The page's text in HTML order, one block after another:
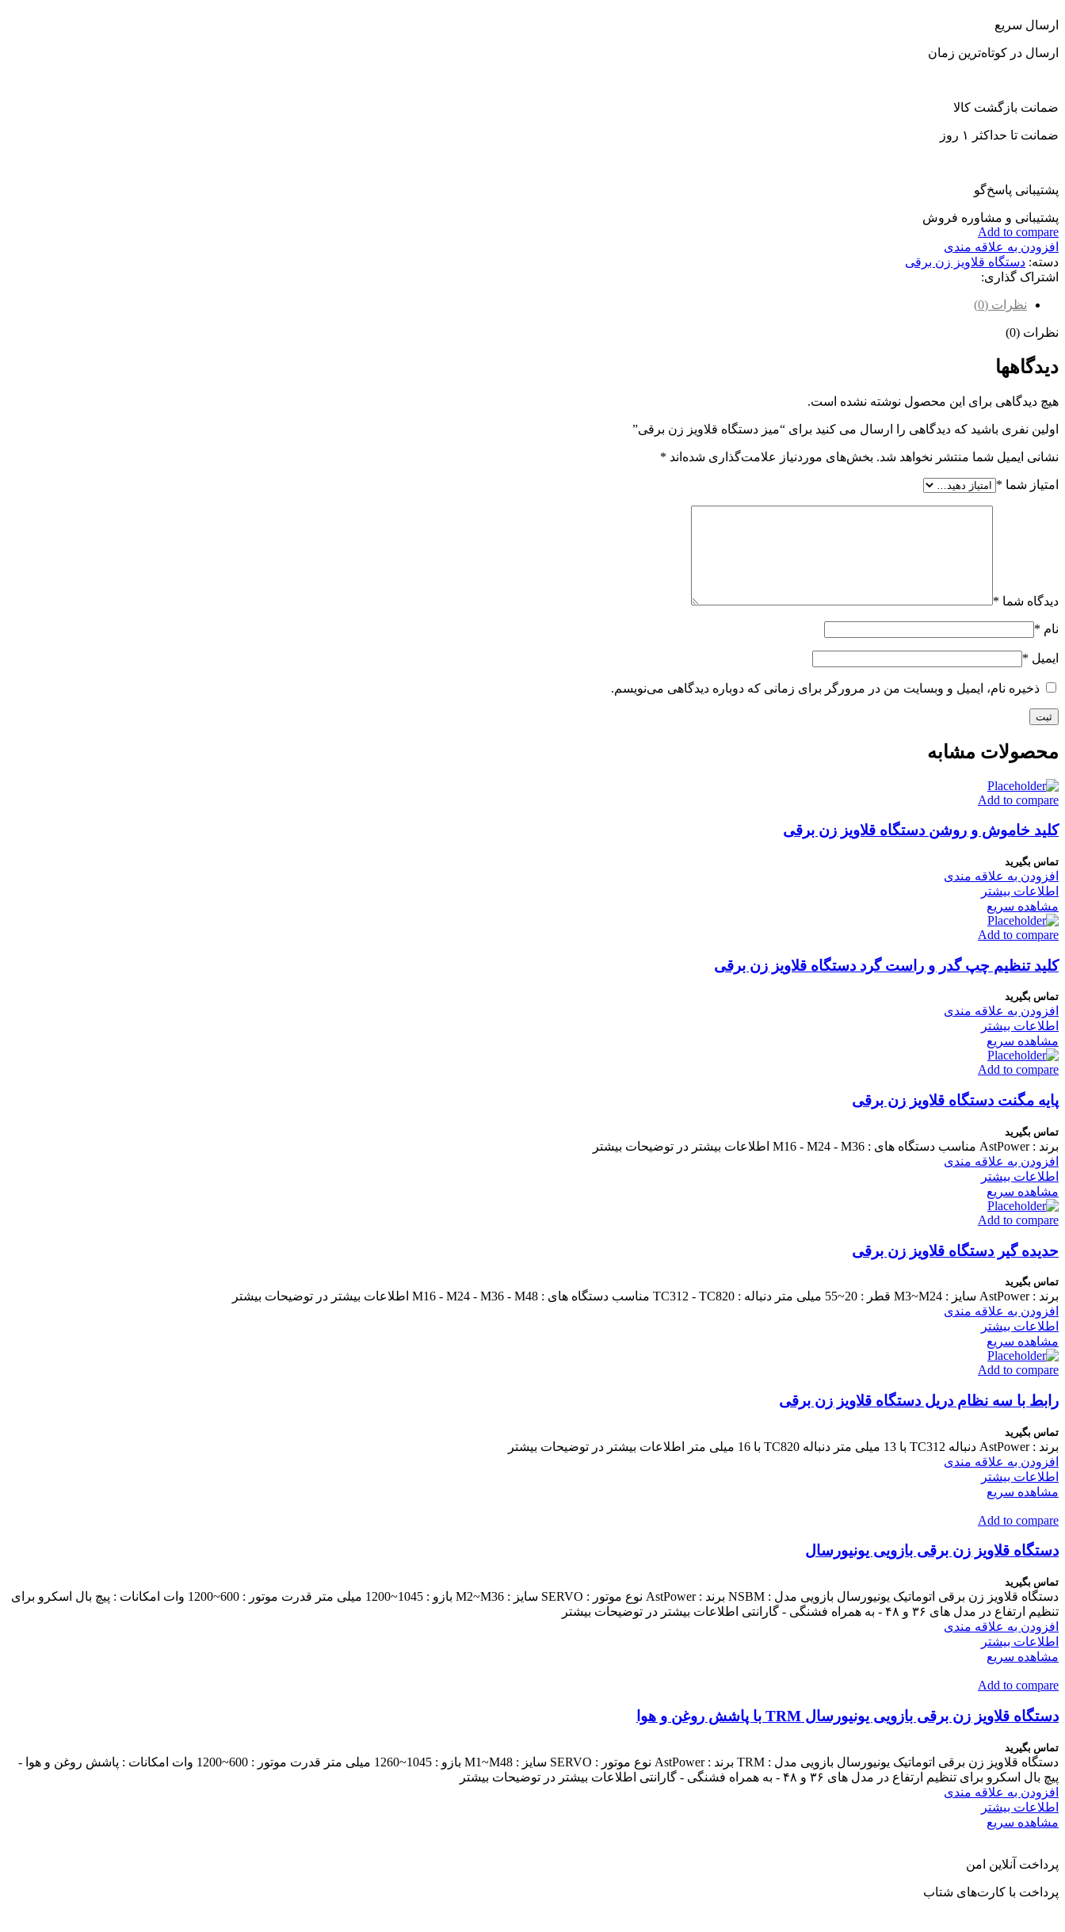
ارسال سریع
ارسال در کوتاه‌ترین زمان
ضمانت بازگشت کالا
ضمانت تا حداکثر ۱ روز
پشتیبانی پاسخ‌گو
پشتیبانی و مشاوره فروش
Add to compare
افزودن به علاقه مندی
دسته: دستگاه قلاویز زن برقی
اشتراک گذاری:
نظرات (0)
نظرات (0)
دیدگاهها
هیچ دیدگاهی برای این محصول نوشته نشده است.
اولین نفری باشید که دیدگاهی را ارسال می کنید برای “میز دستگاه قلاویز زن برقی”
نشانی ایمیل شما منتشر نخواهد شد. بخش‌های موردنیاز علامت‌گذاری شده‌اند *
امتیاز شما *
دیدگاه شما *
نام *
ایمیل *
ذخیره نام، ایمیل و وبسایت من در مرورگر برای زمانی که دوباره دیدگاهی می‌نویسم.
محصولات مشابه
Add to compare
کلید خاموش و روشن دستگاه قلاویز زن برقی
تماس بگیرید
افزودن به علاقه مندی
اطلاعات بیشتر
مشاهده سریع
Add to compare
کلید تنظیم چپ گدر و راست گرد دستگاه قلاویز زن برقی
تماس بگیرید
افزودن به علاقه مندی
اطلاعات بیشتر
مشاهده سریع
Add to compare
پایه مگنت دستگاه قلاویز زن برقی
تماس بگیرید
برند : AstPower مناسب دستگاه های : M16 - M24 - M36 اطلاعات بیشتر در توضیحات بیشتر
افزودن به علاقه مندی
اطلاعات بیشتر
مشاهده سریع
Add to compare
حدیده گیر دستگاه قلاویز زن برقی
تماس بگیرید
برند : AstPower سایز : M3~M24 قطر : 20~55 میلی متر دنباله : TC312 - TC820 مناسب دستگاه های : M16 - M24 - M36 - M48 اطلاعات بیشتر در توضیحات بیشتر
افزودن به علاقه مندی
اطلاعات بیشتر
مشاهده سریع
Add to compare
رابط با سه نظام دریل دستگاه قلاویز زن برقی
تماس بگیرید
برند : AstPower دنباله TC312 با 13 میلی متر دنباله TC820 با 16 میلی متر اطلاعات بیشتر در توضیحات بیشتر
افزودن به علاقه مندی
اطلاعات بیشتر
مشاهده سریع
Add to compare
دستگاه قلاویز زن برقی بازویی یونیورسال
تماس بگیرید
دستگاه قلاویز زن برقی اتوماتیک یونیورسال بازویی مدل : NSBM برند : AstPower نوع موتور : SERVO سایز : M2~M36 بازو : 1045~1200 میلی متر قدرت موتور : 600~1200 وات امکانات : پیچ بال اسکرو برای
تنظیم ارتفاع در مدل های ۳۶ و ۴۸ - به همراه فشنگی - گارانتی اطلاعات بیشتر در توضیحات بیشتر
افزودن به علاقه مندی
اطلاعات بیشتر
مشاهده سریع
Add to compare
دستگاه قلاویز زن برقی بازویی یونیورسال TRM با پاشش روغن و هوا
تماس بگیرید
دستگاه قلاویز زن برقی اتوماتیک یونیورسال بازویی مدل : TRM برند : AstPower نوع موتور : SERVO سایز : M1~M48 بازو : 1045~1260 میلی متر قدرت موتور : 600~1200 وات امکانات : پاشش روغن و هوا -
پیچ بال اسکرو برای تنظیم ارتفاع در مدل های ۳۶ و ۴۸ - به همراه فشنگی - گارانتی اطلاعات بیشتر در توضیحات بیشتر
افزودن به علاقه مندی
اطلاعات بیشتر
مشاهده سریع
پرداخت آنلاین امن
پرداخت با کارت‌های شتاب